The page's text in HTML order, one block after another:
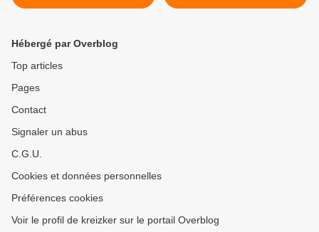
Hébergé par Overblog
Top articles
Pages
Contact
Signaler un abus
C.G.U.
Cookies et données personnelles
Préférences cookies
Voir le profil de kreizker sur le portail Overblog